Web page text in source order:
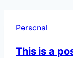
Personal
This is a